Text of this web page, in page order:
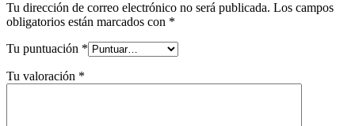
Tu dirección de correo electrónico no será publicada. Los campos
obligatorios están marcados con *
Tu puntuación *
Tu valoración *